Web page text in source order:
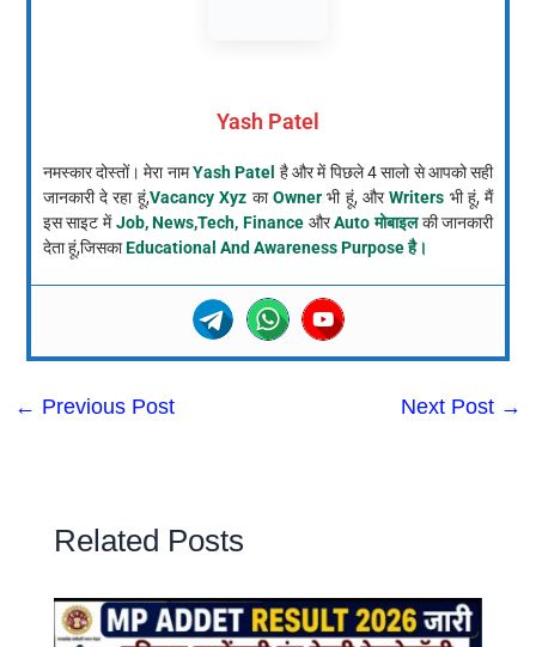
Yash Patel
नमस्कार दोस्तों। मेरा नामYash Patel है और में पिछले 4 सालो से आपको सही
जानकारी दे रहा हूं,Vacancy Xyz काOwnerभी हूं, औरWriters भी हूं, मैं
इस साइट मेंJob, News,Tech, Finance औरAuto मोबाइलकी जानकारी
देता हूं,जिसकाEducational And Awareness Purpose है।
← Previous Post Next Post →
Related Posts